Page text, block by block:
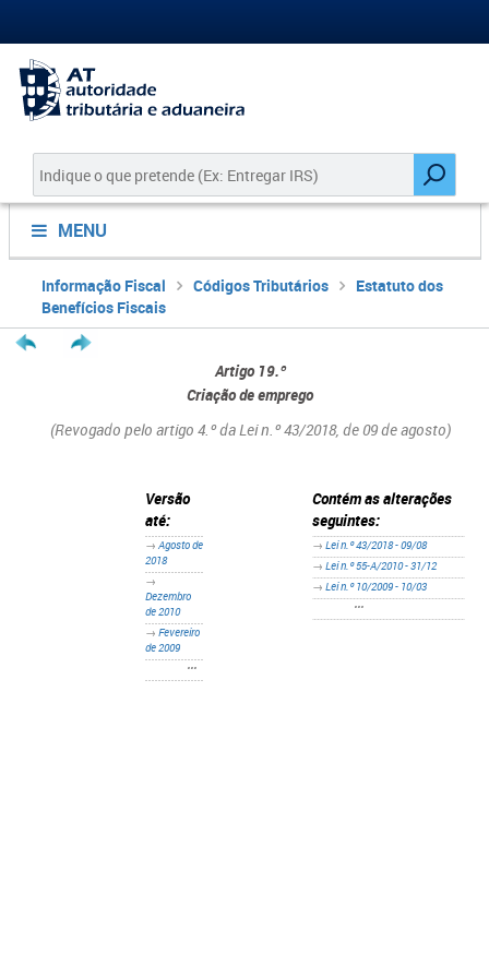
MENU
Informação Fiscal Códigos Tributários
Estatuto dos
Benefícios Fiscais
Artigo 19.º
Criação de emprego
(Revogado pelo artigo 4.º da Lei n.º 43/2018, de 09 de agosto)
Versão
até:
​→ Agosto de
2018
→
Dezembro
de 2010
→ Fevereiro
de 2009
•••
Contém as alterações
seguintes:
​→ Lei n.º 43/2018 - 09/08
→ Lei n.º 55-A/2010 - 31/12
→ Lei n.º 10/2009 - 10/03
•••